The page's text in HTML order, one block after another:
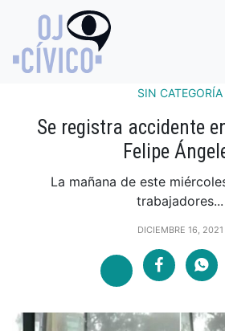
SIN CATEGORÍA
Se registra accidente
Felipe
La mañana de este
trabajadores...
DICIEMBRE 16, 2021